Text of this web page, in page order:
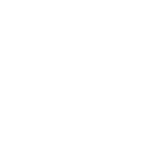
на все
Ecosoft,